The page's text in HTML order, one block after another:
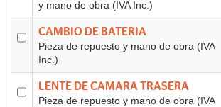
y mano de obra (IVA Inc.)
CAMBIO DE BATERIA
Pieza de repuesto y mano de obra (IVA
Inc.)
LENTE DE CAMARA TRASERA
Pieza de repuesto y mano de obra (IVA